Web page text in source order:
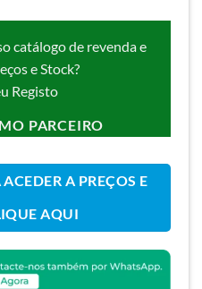
catálogo de revenda e
e Stock?
Registo
PARCEIRO
A PREÇOS E
AQUI